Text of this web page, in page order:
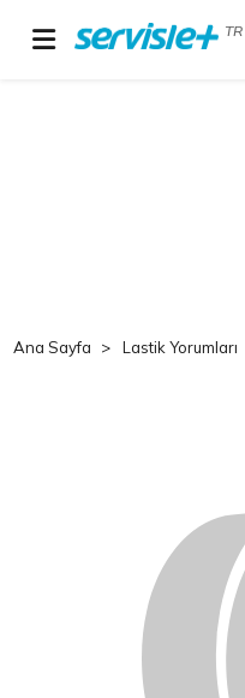
TR
Ana Sayfa Lastik Yorumları